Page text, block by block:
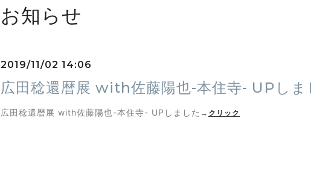
お知らせ
2019/11/02 14:06
広田稔還暦展 with佐藤陽也-本住寺- UPしま
広田稔還暦展 with佐藤陽也-本住寺- UPしました → クリック